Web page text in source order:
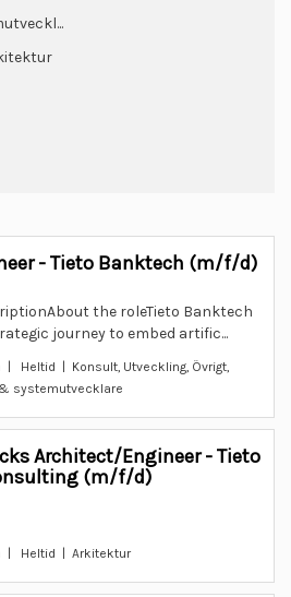
- Tieto Banktech (m/f/d)
the roleTieto Banktech
journey to embed artific...
| Heltid | Konsult, Utveckling, Övrigt,
systemutvecklare
Architect/Engineer - Tieto
(m/f/d)
| Heltid | Arkitektur